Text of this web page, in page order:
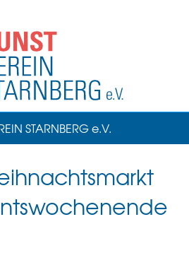
STARNBERG e.V.